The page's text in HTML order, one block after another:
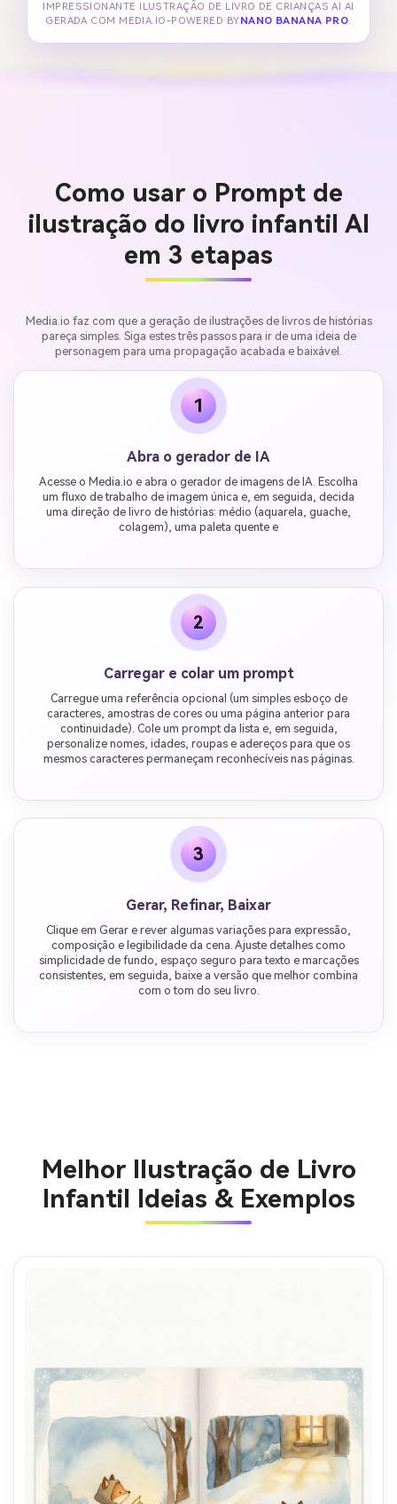
IMPRESSIONANTE ILUSTRAÇÃO DE LIVRO DE CRIANÇAS AI AI
GERADA COM MEDIA.IO-POWERED BY NANO BANANA PRO.
Como usar o Prompt de
ilustração do livro infantil AI
em 3 etapas
Media.io faz com que a geração de ilustrações de livros de histórias
pareça simples. Siga estes três passos para ir de uma ideia de
personagem para uma propagação acabada e baixável.
1
Abra o gerador de IA
Acesse o Media.io e abra o gerador de imagens de IA. Escolha
um fluxo de trabalho de imagem única e, em seguida, decida
uma direção de livro de histórias: médio (aquarela, guache,
colagem), uma paleta quente e
2
Carregar e colar um prompt
Carregue uma referência opcional (um simples esboço de
caracteres, amostras de cores ou uma página anterior para
continuidade). Cole um prompt da lista e, em seguida,
personalize nomes, idades, roupas e adereços para que os
mesmos caracteres permaneçam reconhecíveis nas páginas.
3
Gerar, Refinar, Baixar
Clique em Gerar e rever algumas variações para expressão,
composição e legibilidade da cena. Ajuste detalhes como
simplicidade de fundo, espaço seguro para texto e marcações
consistentes, em seguida, baixe a versão que melhor combina
com o tom do seu livro.
Melhor Ilustração de Livro
Infantil Ideias & Exemplos